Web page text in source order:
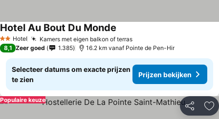
2 Sterren
Hotel Kamers met eigen balkon of terras
Hotel Au Bout Du Monde
8,1 Zeer goed 1.385 16.2 km vanaf Pointe de Pen-Hir
Selecteer datums om exacte prijzen
te zien
Prijzen bekijken
Delen
Populaire keuze